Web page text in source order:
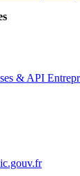
& API